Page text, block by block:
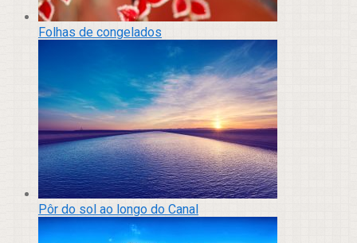
Folhas de congelados
Pôr do sol ao longo do Canal